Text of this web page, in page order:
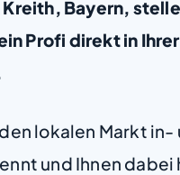
Bayern,
Profi direkt in
lokalen Markt in-
und Ihnen